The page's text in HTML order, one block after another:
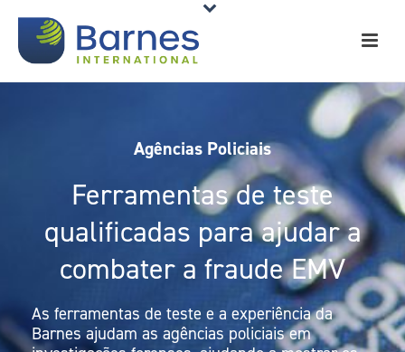
Agências Policiais
Ferramentas de teste
qualificadas para ajudar a
combater a fraude EMV
As ferramentas de teste e a experiência da
Barnes ajudam as agências policiais em